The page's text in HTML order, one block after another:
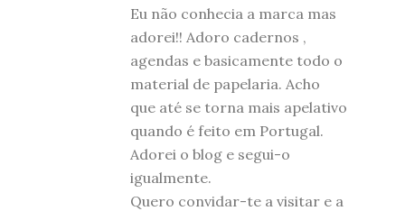
Eu não conhecia a marca mas
adorei!! Adoro cadernos ,
agendas e basicamente todo o
material de papelaria. Acho
que até se torna mais apelativo
quando é feito em Portugal.
Adorei o blog e segui-o
igualmente.
Quero convidar-te a visitar e a